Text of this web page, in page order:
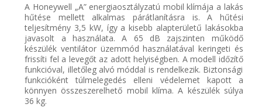
A Honeywell „A” energiaosztályzatú mobilklímája a lakás
hűtése mellett alkalmas párátlanításra is. A hűtési
teljesítmény 3,5 kW, így a kisebb alapterületű lakásokba
javasolt a használata. A 65 dB zajszinten működő
készülék ventilátor üzemmód használatávalkeringeti és
frissíti fel a levegőtaz adott helyiségben. Amodell időzítő
funkcióval, illetőleg alvó móddal is rendelkezik. Biztonsági
funkciókénttúlmelegedés elleni védelemetkapott a
könnyen összeszerelhető mobil klíma. A készülék súlya
36 kg.